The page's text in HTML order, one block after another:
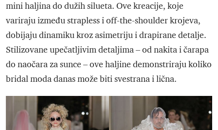
mini haljina do dužih silueta. Ove kreacije, koje
variraju između strapless i off-the-shoulder krojeva,
dobijaju dinamiku kroz asimetriju i drapirane detalje.
Stilizovane upečatljivim detaljima – od nakita i čarapa
do naočara za sunce – ove haljine demonstriraju koliko
bridal moda danas može biti svestrana i lična.